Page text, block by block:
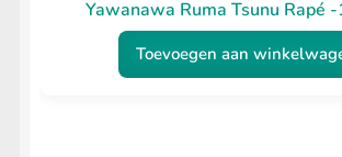
Yawanawa Ruma Tsunu Rapé
Toevoegen aan